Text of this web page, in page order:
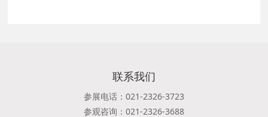
联系我们
参展电话：021-2326-3723
参观咨询：021-2326-3688